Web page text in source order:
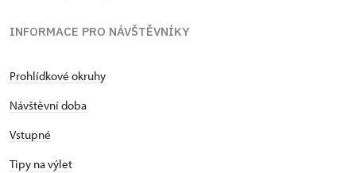
INFORMACE PRO NÁVŠTĚVNÍKY
Prohlídkové okruhy
Návštěvní doba
Vstupné
Tipy na výlet